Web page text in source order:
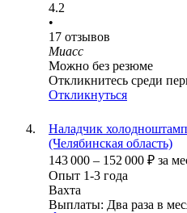
4.2
•
17 отзывов
Миасс
Можно без резюме
Откликнитесь среди
Откликнуться
Наладчик
(Челябинская область)
143 000 – 152 000 ₽ за
Опыт 1-3 года
Вахта
Выплаты: Два раза в